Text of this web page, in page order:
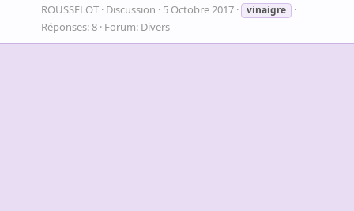
ROUSSELOT Discussion 5 Octobre 2017 vinaigre
Réponses: 8 Forum: Divers